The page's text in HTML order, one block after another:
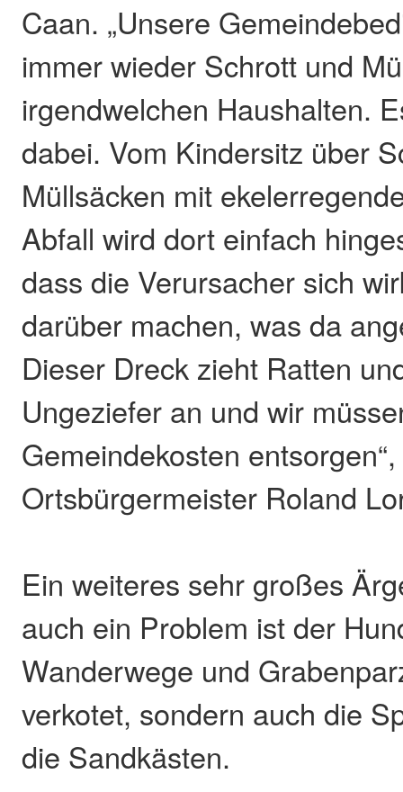
Caan. „Unsere
immer wieder Schrott und
irgendwelchen Haushalten.
dabei. Vom Kindersitz über
Müllsäcken mit
Abfall wird dort einfach
dass die Verursacher sich
darüber machen, was da
Dieser Dreck zieht Ratten
Ungeziefer an und wir
Gemeindekosten
Ortsbürgermeister Roland
Ein weiteres sehr großes
auch ein Problem ist der
Wanderwege und
verkotet, sondern auch die
die Sandkästen.